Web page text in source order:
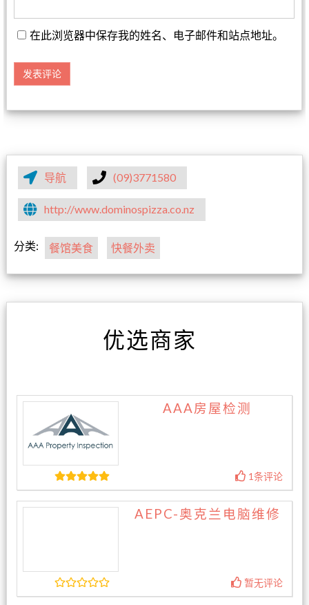
在此浏览器中保存我的姓名、电子邮件和站点地址。
导航 (09)3771580
http://www.dominospizza.co.nz
分类: 餐馆美食 快餐外卖
优选商家
AAA房屋检测
1条评论
AEPC-奥克兰电脑维修
暂无评论